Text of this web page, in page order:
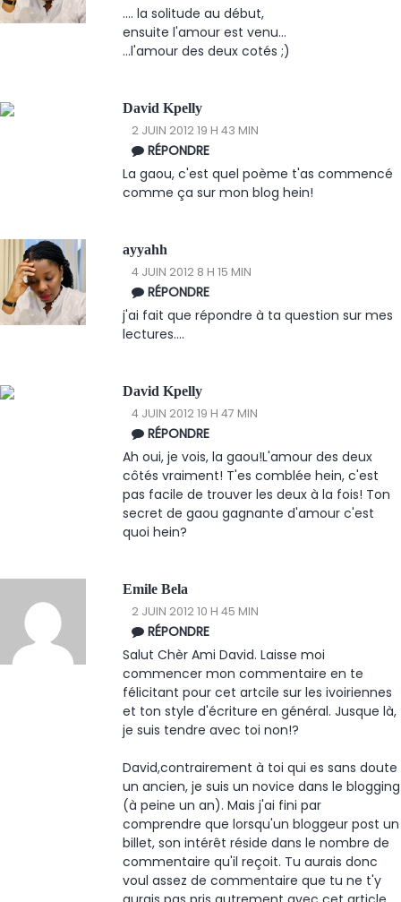
.... la solitude au début,
ensuite l'amour est venu...
...l'amour des deux cotés ;)
David Kpelly
2 JUIN 2012 19 H 43 MIN
RÉPONDRE
La gaou, c'est quel poème t'as commencé
comme ça sur mon blog hein!
ayyahh
4 JUIN 2012 8 H 15 MIN
RÉPONDRE
j'ai fait que répondre à ta question sur mes
lectures....
David Kpelly
4 JUIN 2012 19 H 47 MIN
RÉPONDRE
Ah oui, je vois, la gaou!L'amour des deux
côtés vraiment! T'es comblée hein, c'est
pas facile de trouver les deux à la fois! Ton
secret de gaou gagnante d'amour c'est
quoi hein?
Emile Bela
2 JUIN 2012 10 H 45 MIN
RÉPONDRE
Salut Chèr Ami David. Laisse moi
commencer mon commentaire en te
félicitant pour cet artcile sur les ivoiriennes
et ton style d'écriture en général. Jusque là,
je suis tendre avec toi non!?
David,contrairement à toi qui es sans doute
un ancien, je suis un novice dans le blogging
(à peine un an). Mais j'ai fini par
comprendre que lorsqu'un bloggeur post un
billet, son intérêt réside dans le nombre de
commentaire qu'il reçoit. Tu aurais donc
voul assez de commentaire que tu ne t'y